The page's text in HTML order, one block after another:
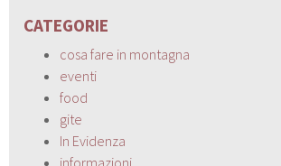
CATEGORIE
cosa fare in montagna
eventi
food
gite
In Evidenza
informazioni